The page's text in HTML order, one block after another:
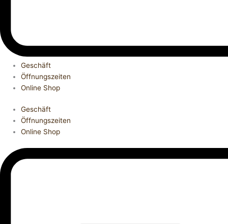
Geschäft
Öffnungszeiten
Online Shop
Geschäft
Öffnungszeiten
Online Shop